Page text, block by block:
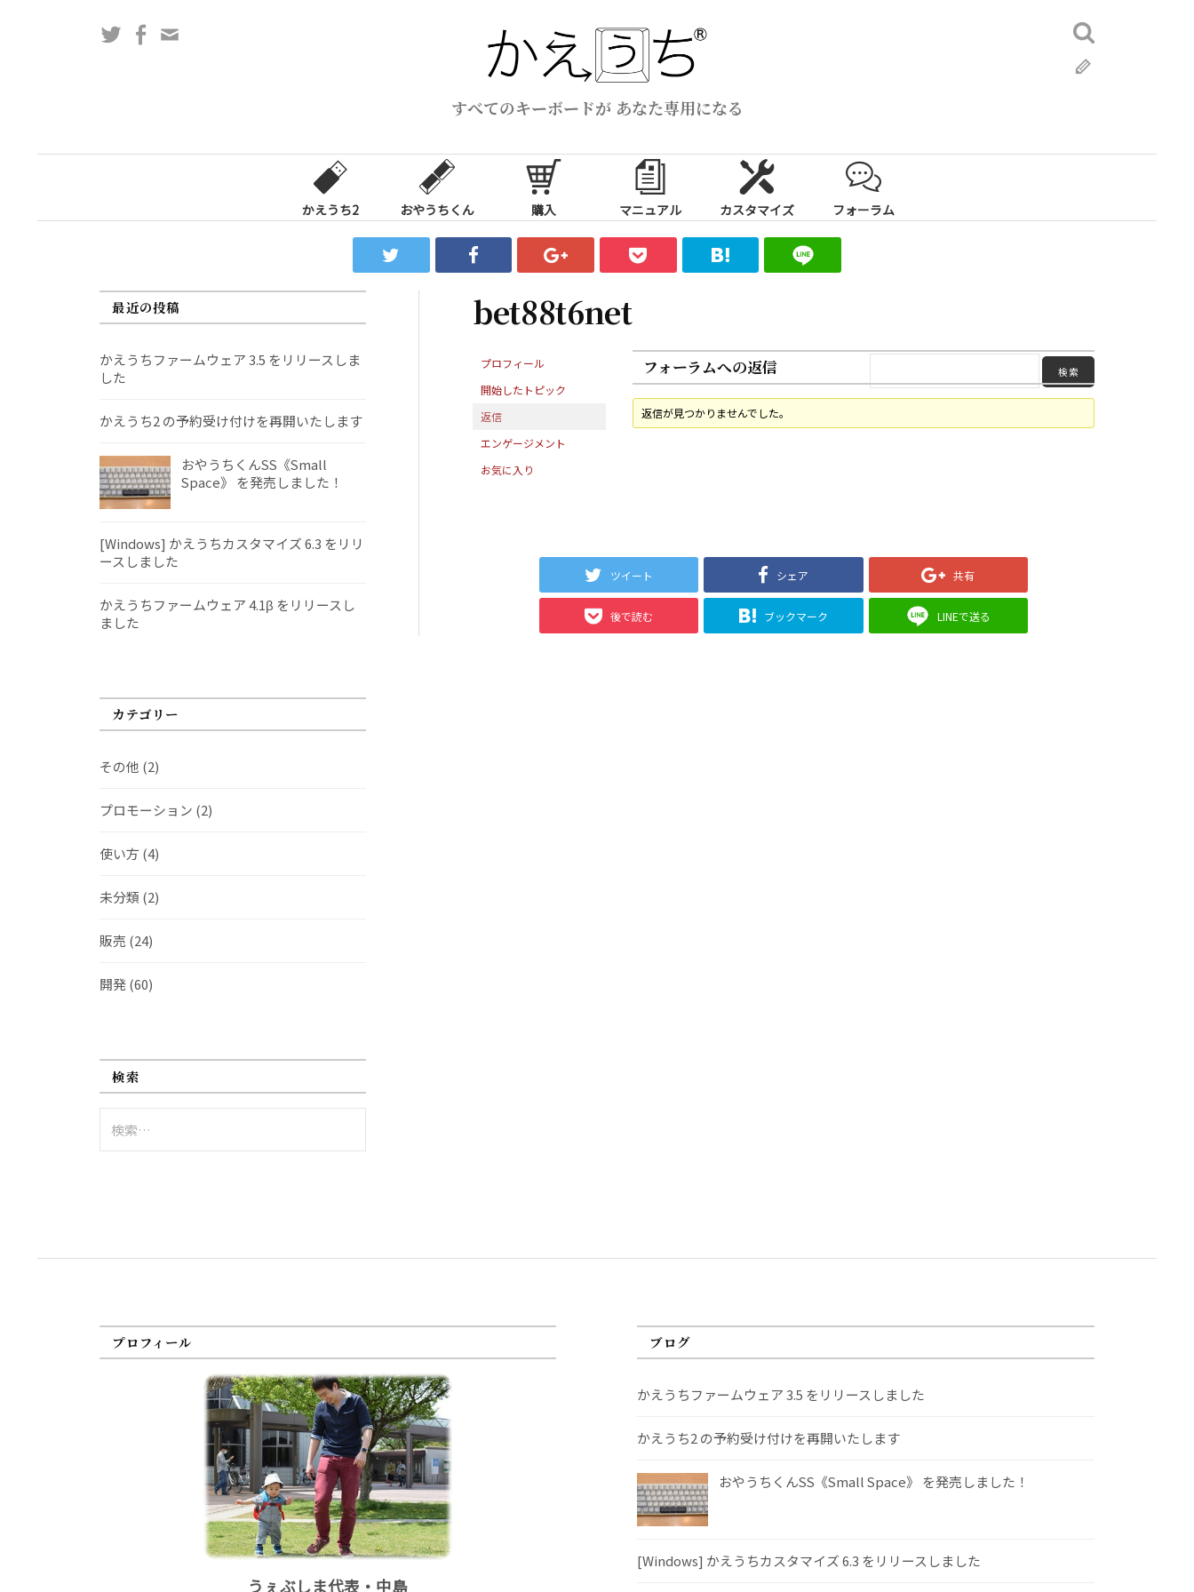
ス
すべてのキーボードが あなた専用になる
TwitterFacebook
検
索:
かえうち2 おやうちくん 購入 マニュアル カスタマイズ フォーラム
bet88t6net
プロフィール
開始したトピック
返信
エンゲージメント
お気に入り
フォーラムへの返信
返信が見つかりませんでした。
ツイート シェア 共有
後で読む ブックマーク LINEで送る
最近の投稿
かえうちファームウェア 3.5 をリリースしま
した
かえうち2 の予約受け付けを再開いたします
おやうちくんSS《Small
Space》 を発売しました！
[Windows] かえうちカスタマイズ 6.3 をリリ
ースしました
かえうちファームウェア 4.1β をリリースし
ました
カテゴリー
その他 (2)
プロモーション (2)
使い方 (4)
未分類 (2)
販売 (24)
開発(60)
検索
索:
プロフィール
うぇぶしま代表・中島
ブログ
かえうちファームウェア 3.5 をリリースしました
かえうち2 の予約受け付けを再開いたします
おやうちくんSS《Small Space》 を発売しました！
[Windows] かえうちカスタマイズ 6.3 をリリースしました